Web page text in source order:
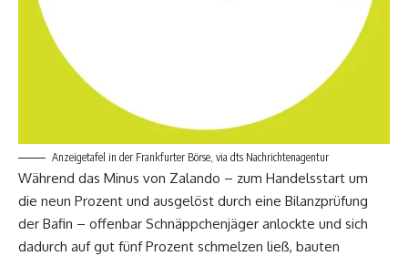
Anzeigetafel in der Frankfurter Börse, via dts Nachrichtenagentur
Während das Minus von Zalando – zum Handelsstart um
die neun Prozent und ausgelöst durch eine Bilanzprüfung
der Bafin – offenbar Schnäppchenjäger anlockte und sich
dadurch auf gut fünf Prozent schmelzen ließ, bauten